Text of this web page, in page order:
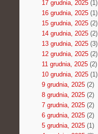
17 grudnia, 2025(1)
16 grudnia, 2025(1)
15 grudnia, 2025(2)
14 grudnia, 2025(2)
13 grudnia, 2025(3)
12 grudnia, 2025(2)
11 grudnia, 2025(2)
10 grudnia, 2025(1)
9 grudnia, 2025(2)
8 grudnia, 2025(2)
7 grudnia, 2025(2)
6 grudnia, 2025(2)
5 grudnia, 2025(1)